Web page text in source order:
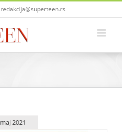
redakcija@superteen.rs
maj 2021